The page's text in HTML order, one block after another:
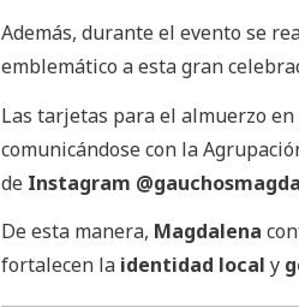
Además, durante el evento se
emblemático a esta gran
Las tarjetas para el almuerzo
comunicándose con la
de Instagram
De esta manera, Magdalena
fortalecen la identidad local y